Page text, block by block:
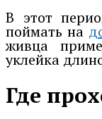
В этот
поймать на
живца
уклейка
Где